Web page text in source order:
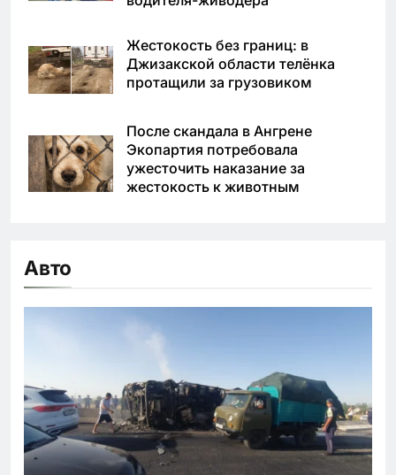
Жестокость без границ: в
Джизакской области телёнка
протащили за грузовиком
После скандала в Ангрене
Экопартия потребовала
ужесточить наказание за
жестокость к животным
Авто